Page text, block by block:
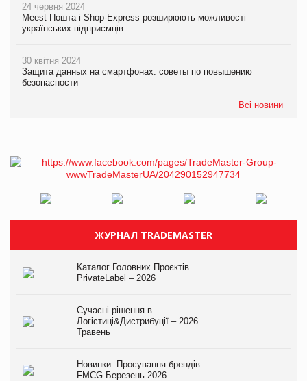
24 червня 2024
Meest Пошта і Shop-Express розширюють можливості
українських підприємців
30 квітня 2024
Защита данных на смартфонах: советы по повышению
безопасности
Всі новини
ЖУРНАЛ TRADEMASTER
Каталог Головних Проєктів
PrivateLabel – 2026
Сучасні рішення в
Логістиці&Дистрибуції – 2026.
Травень
Новинки. Просування брендів
FMCG.Березень 2026